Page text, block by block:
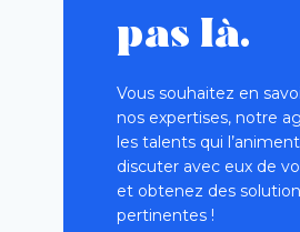
pas là.
Vous souhaitez en
nos expertises, notre
les talents qui
discuter avec eux de
et obtenez des
pertinentes !